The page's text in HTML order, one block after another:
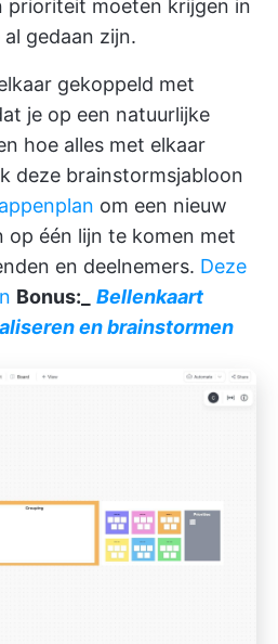
prioriteit moeten krijgen in
gedaan zijn.
gekoppeld met
je op een natuurlijke
hoe alles met elkaar
deze brainstormsjabloon
om een nieuw
één lijn te komen met
en deelnemers. Deze
Bonus:_
Bellenkaart
en brainstormen